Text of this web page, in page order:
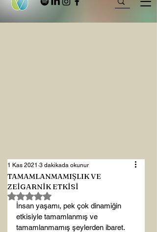
TAMAMLANMAMIŞLIK VE
ZEİGARNİK ETKİSİ
1 Kas 2021 3 dakikada okunur
5 üzerinden NaN yıldız
İnsan yaşamı, pek çok dinamiğin
etkisiyle tamamlanmış ve
tamamlanmamış şeylerden ibaret.